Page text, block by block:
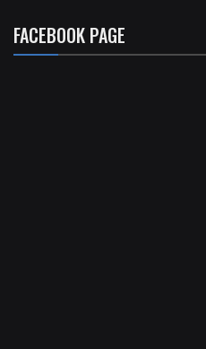
FACEBOOK PAGE